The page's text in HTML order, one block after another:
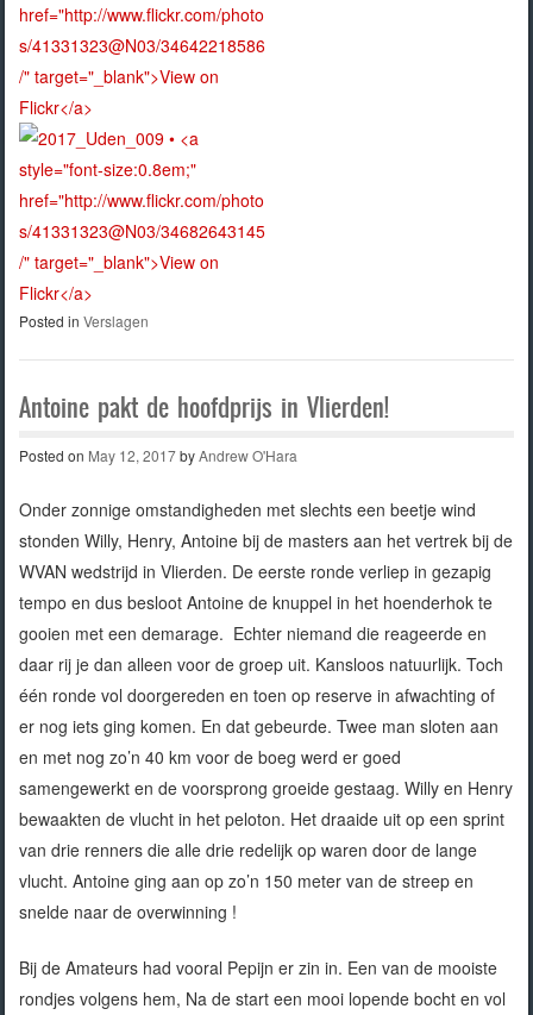
Posted in Verslagen
Antoine pakt de hoofdprijs in Vlierden!
Posted on May 12, 2017byAndrew O'Hara
Onder zonnige omstandigheden met slechts een beetje wind
stonden Willy, Henry, Antoine bij de masters aan het vertrek bij de
WVAN wedstrijd in Vlierden. De eerste ronde verliep in gezapig
tempo en dus besloot Antoine de knuppel in het hoenderhok te
gooien met een demarage. Echter niemand die reageerde en
daar rij je dan alleen voor de groep uit. Kansloos natuurlijk. Toch
één ronde vol doorgereden en toen op reserve in afwachting of
er nog iets ging komen. En dat gebeurde. Twee man sloten aan
en met nog zo’n 40 km voor de boeg werd er goed
samengewerkt en de voorsprong groeide gestaag. Willy en Henry
bewaakten de vlucht in het peloton. Het draaide uit op een sprint
van drie renners die alle drie redelijk op waren door de lange
vlucht. Antoine ging aan op zo’n 150 meter van de streep en
snelde naar de overwinning !
Bij de Amateurs had vooral Pepijn er zin in. Een van de mooiste
rondjes volgens hem, Na de start een mooi lopende bocht en vol